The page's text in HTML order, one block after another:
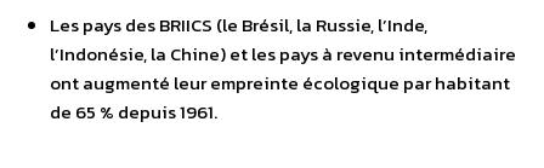
Les pays des BRIICS (le Brésil, la Russie, l’Inde,
l’Indonésie, la Chine) et les pays à revenu intermédiaire
ont augmenté leur empreinte écologique par habitant
de 65 % depuis 1961.